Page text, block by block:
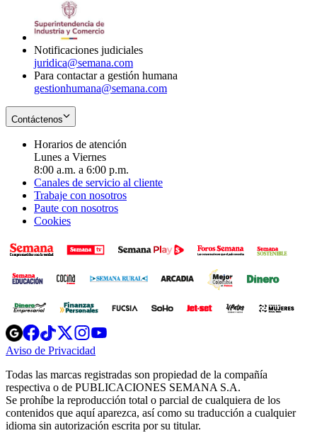
Notificaciones judiciales
juridica@semana.com
Para contactar a gestión humana
gestionhumana@semana.com
Contáctenos
Horarios de atención
Lunes a Viernes
8:00 a.m. a 6:00 p.m.
Canales de servicio al cliente
Trabaje con nosotros
Paute con nosotros
Cookies
Opens
in
new
Opens
in
new
Opens
in
new
window
Opens
new
windowwindow
Aviso de Privacidad
new
window
Todas las marcas registradas son propiedad de la compañía
respectiva o de PUBLICACIONES SEMANA S.A.
Se prohíbe la reproducción total o parcial de cualquiera de los
contenidos que aquí aparezca, así como su traducción a cualquier
idioma sin autorización escrita por su titular.